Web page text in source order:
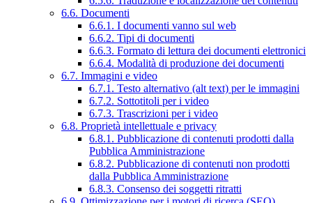
6.6. Documenti
6.6.1. I documenti vanno sul web
6.6.2. Tipi di documenti
6.6.3. Formato di lettura dei documenti elettronici
6.6.4. Modalità di produzione dei documenti
6.7. Immagini e video
6.7.1. Testo alternativo (alt text) per le immagini
6.7.2. Sottotitoli per i video
6.7.3. Trascrizioni per i video
6.8. Proprietà intellettuale e privacy
6.8.1. Pubblicazione di contenuti prodotti dalla
Pubblica Amministrazione
6.8.2. Pubblicazione di contenuti non prodotti
dalla Pubblica Amministrazione
6.8.3. Consenso dei soggetti ritratti